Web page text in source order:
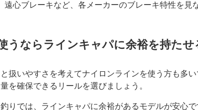
遠心ブレーキなど、各メーカーのブレーキ特性を見
うならラインキャパに余裕を持たせ
扱いやすさを考えてナイロンラインを使う方も多
を確保できるリールを選びましょう。
りでは、ラインキャパに余裕があるモデルが安心